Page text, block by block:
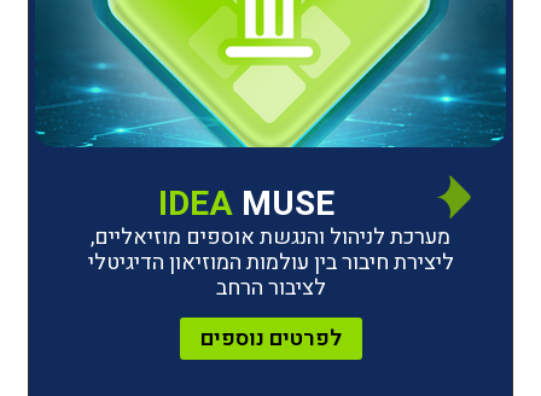
IDEA MUSE
והנגשת אוספים מוזיאליים,
בין עולמות המוזיאון הדיגיטלי